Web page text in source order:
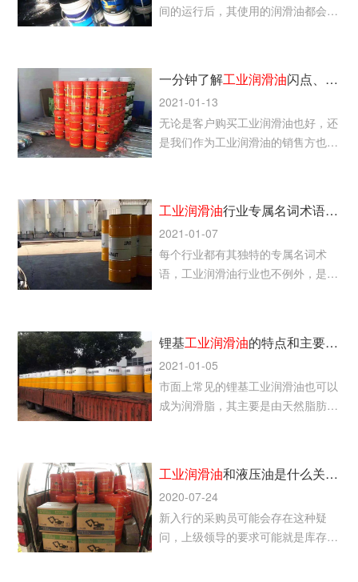
间的运行后，其使用的润滑油都会存
一分钟了解工业润滑油闪点、倾点和粘度指数等的基本定义
2021-01-13
无论是客户购买工业润滑油也好，还
是我们作为工业润滑油的销售方也
的甚至引发机械设备故障、停车等问
题。
工业润滑油行业专属名词术语表：新入行必看干货！
2021-01-07
每个行业都有其独特的专属名词术
语，工业润滑油行业也不例外，是新
锂基工业润滑油的特点和主要用途
2021-01-05
市面上常见的锂基工业润滑油也可以
成为润滑脂，其主要是由天然脂肪酸
的矿物润滑油制成。
工业润滑油和液压油是什么关系？
2020-07-24
新入行的采购员可能会存在这种疑
问，上级领导的要求可能就是库存告